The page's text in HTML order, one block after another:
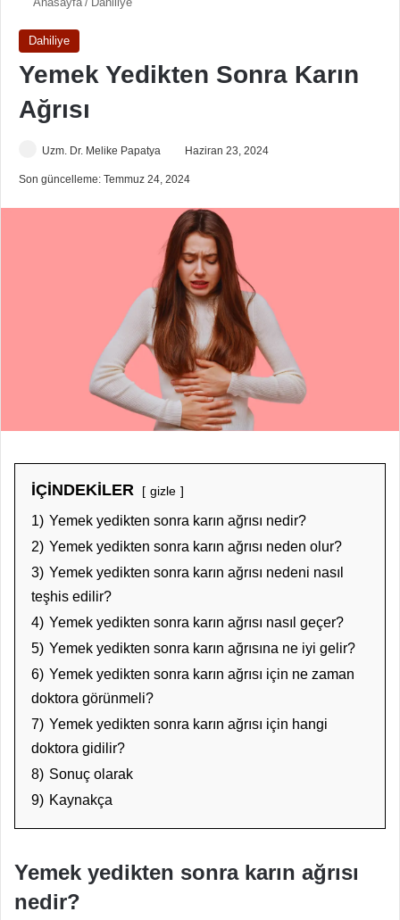
Dahiliye
Yemek Yedikten Sonra Karın
Ağrısı
Uzm. Dr. Melike Papatya Haziran 23, 2024
Son güncelleme: Temmuz 24, 2024
İÇİNDEKİLER gizle
1) Yemek yedikten sonra karın ağrısı nedir?
2) Yemek yedikten sonra karın ağrısı neden olur?
3) Yemek yedikten sonra karın ağrısı nedeni nasıl
teşhis edilir?
4) Yemek yedikten sonra karın ağrısı nasıl geçer?
5) Yemek yedikten sonra karın ağrısına ne iyi gelir?
6) Yemek yedikten sonra karın ağrısı için ne zaman
doktora görünmeli?
7) Yemek yedikten sonra karın ağrısı için hangi
doktora gidilir?
8) Sonuç olarak
9) Kaynakça
Yemek yedikten sonra karın ağrısı
nedir?